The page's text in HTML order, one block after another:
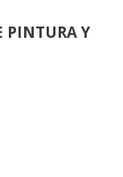
PINTURA Y